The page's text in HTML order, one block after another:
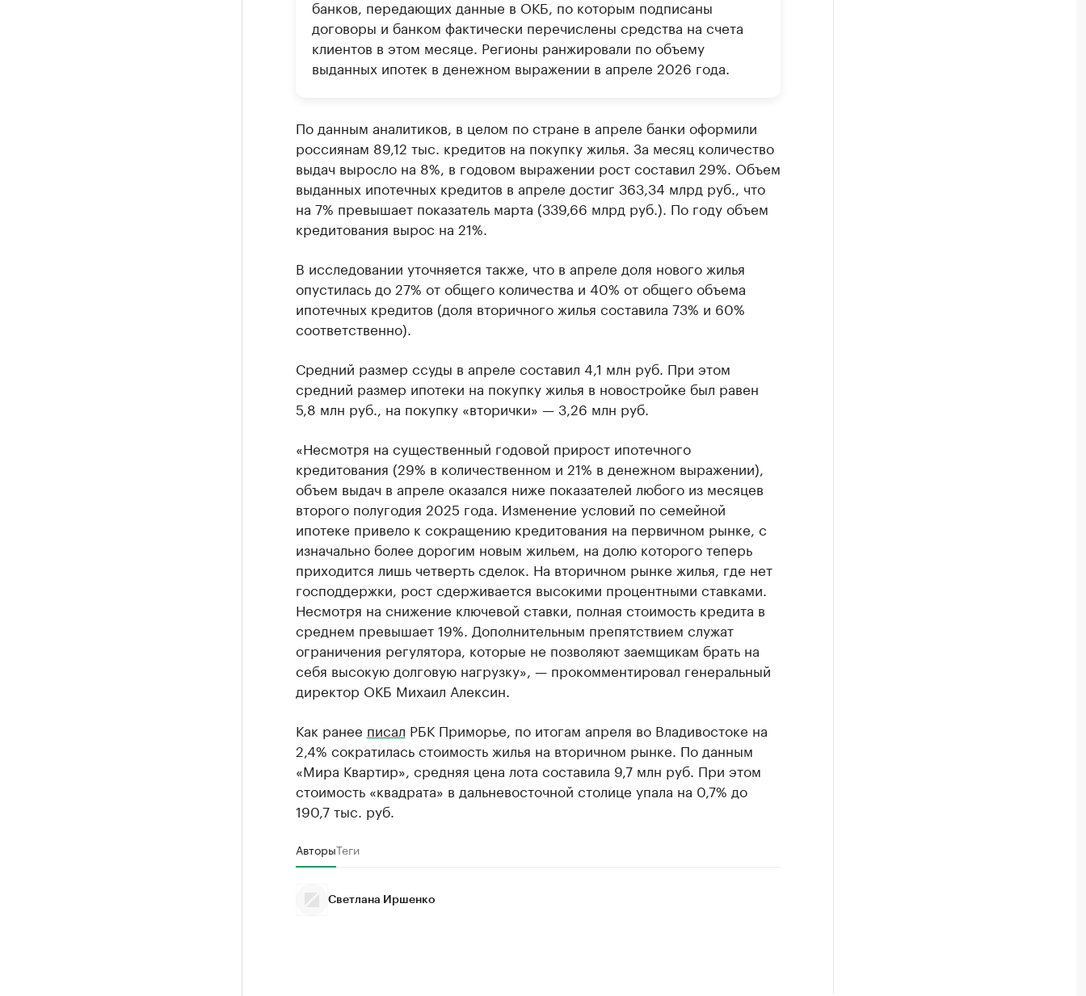
банков, передающих данные в ОКБ, по которым подписаны
договоры и банком фактически перечислены средства на счета
клиентов в этом месяце. Регионы ранжировали по объему
выданных ипотек в денежном выражении в апреле 2026 года.
По данным аналитиков, в целом по стране в апреле банки оформили
россиянам 89,12 тыс. кредитов на покупку жилья. За месяц количество
выдач выросло на 8%, в годовом выражении рост составил 29%. Объем
выданных ипотечных кредитов в апреле достиг 363,34 млрд руб., что
на 7% превышает показатель марта (339,66 млрд руб.). По году объем
кредитования вырос на 21%.
В исследовании уточняется также, что в апреле доля нового жилья
опустилась до 27% от общего количества и 40% от общего объема
ипотечных кредитов (доля вторичного жилья составила 73% и 60%
соответственно).
Средний размер ссуды в апреле составил 4,1 млн руб. При этом
средний размер ипотеки на покупку жилья в новостройке был равен
5,8 млн руб., на покупку «вторички» — 3,26 млн руб.
«Несмотря на существенный годовой прирост ипотечного
кредитования (29% в количественном и 21% в денежном выражении),
объем выдач в апреле оказался ниже показателей любого из месяцев
второго полугодия 2025 года. Изменение условий по семейной
ипотеке привело к сокращению кредитования на первичном рынке, с
изначально более дорогим новым жильем, на долю которого теперь
приходится лишь четверть сделок. На вторичном рынке жилья, где нет
господдержки, рост сдерживается высокими процентными ставками.
Несмотря на снижение ключевой ставки, полная стоимость кредита в
среднем превышает 19%. Дополнительным препятствием служат
ограничения регулятора, которые не позволяют заемщикам брать на
себя высокую долговую нагрузку», — прокомментировал генеральный
директор ОКБ Михаил Алексин.
Как ранее писал РБК Приморье, по итогам апреля во Владивостоке на
2,4% сократилась стоимость жилья на вторичном рынке. По данным
«Мира Квартир», средняя цена лота составила 9,7 млн руб. При этом
стоимость «квадрата» в дальневосточной столице упала на 0,7% до
190,7 тыс. руб.
АвторыТеги
Светлана Иршенко